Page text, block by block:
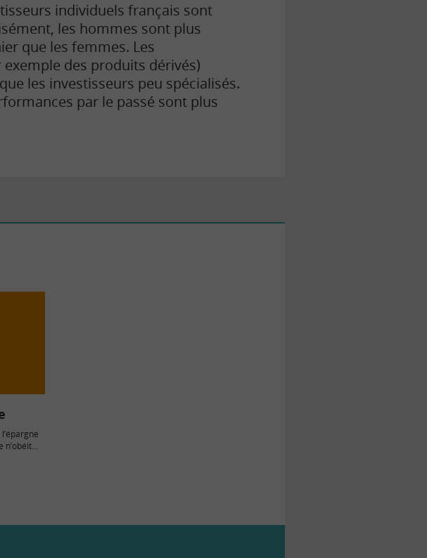
individuels français sont
les hommes sont plus
que les femmes. Les
des produits dérivés)
les investisseurs peu spécialisés.
par le passé sont plus
n’obéit